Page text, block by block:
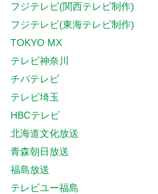
フジテレビ(関西テレビ制作)
フジテレビ(東海テレビ制作)
TOKYO MX
テレビ神奈川
チバテレビ
テレビ埼玉
HBCテレビ
北海道文化放送
青森朝日放送
福島放送
テレビユー福島